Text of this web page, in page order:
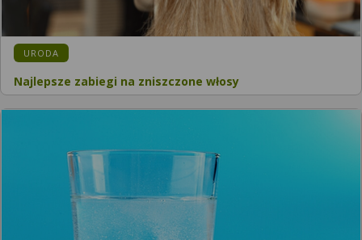
KATEGORIA:
URODA
Najlepsze zabiegi na zniszczone włosy